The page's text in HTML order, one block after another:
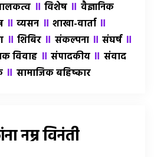
॥ विशेष ॥ वैज्ञानिक
॥व्यसन ॥ शाखा-वार्ता ॥
॥ शिबिर ॥ संकल्पना ॥संघर्ष ॥
विवाह ॥ संपादकीय ॥ संवाद
॥ सामाजिक बहिष्कार
नम्र विनंती